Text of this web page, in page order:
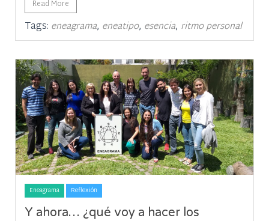
Read More
Tags: eneagrama, eneatipo, esencia, ritmo personal
Eneagrama Reflexión
Y ahora… ¿qué voy a hacer los